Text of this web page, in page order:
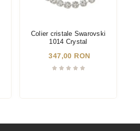
Colier cristale Swarovski
1014 Crystal
347,00 RON